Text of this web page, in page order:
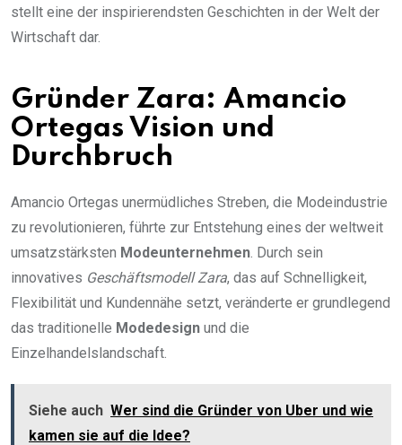
stellt eine der inspirierendsten Geschichten in der Welt der
Wirtschaft dar.
Gründer Zara: Amancio
Ortegas Vision und
Durchbruch
Amancio Ortegas unermüdliches Streben, die Modeindustrie
zu revolutionieren, führte zur Entstehung eines der weltweit
umsatzstärksten Modeunternehmen . Durch sein
innovatives Geschäftsmodell Zara, das auf Schnelligkeit,
Flexibilität und Kundennähe setzt, veränderte er grundlegend
das traditionelle Modedesign und die
Einzelhandelslandschaft.
Siehe auch Wer sind die Gründer von Uber und wie
kamen sie auf die Idee?